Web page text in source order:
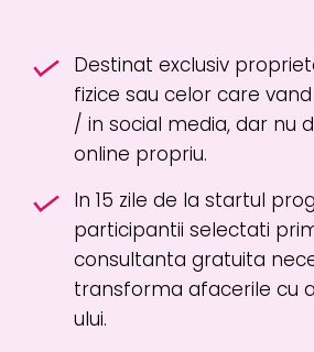
Destinat exclusiv
fizice sau celor care
/ in social media, dar nu
online propriu.
In 15 zile de la startul
participantii selectati
consultanta gratuita
transforma afacerile cu
ului.